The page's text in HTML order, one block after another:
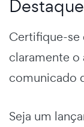
Certifique-se
claramente
comunicado
Seja um